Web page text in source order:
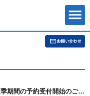
平成30年度 夏季期間の予約受付開始のご案内